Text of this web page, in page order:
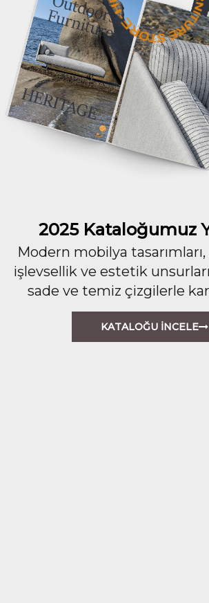
2025 Kataloğumuz
Modern mobilya
işlevsellik ve estetik
sade ve temiz çizgilerle
KATALOĞU İNCELE